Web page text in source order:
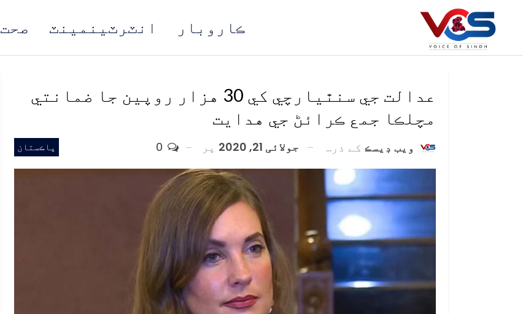
صحت انٽرٽينمينٽ ڪاروبار
عدالت جي سنٿيارچي کي 30 هزار روپين جا ضمانتي
مچلڪا جمع ڪرائڻ جي هدايت
پاڪستان ويب ڊيسڪ کے ذریعہ جولائی 21, 2020 پر